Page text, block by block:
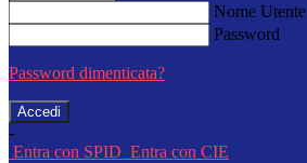
Nome Utente
Password
Password dimenticata?
-
Entra con SPID Entra con CIE